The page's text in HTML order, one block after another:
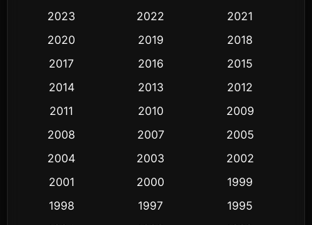
Classic หนังคลาสสิก
Comedy ตลก 435
Crime อาชญากรรม
Cult Film
2023
2022
2021
2020
2019
2018
2017
2016
2015
2014
2013
2012
2011
2010
2009
2008
2007
2005
2004
2003
2002
2001
2000
1999
1998
1997
1995